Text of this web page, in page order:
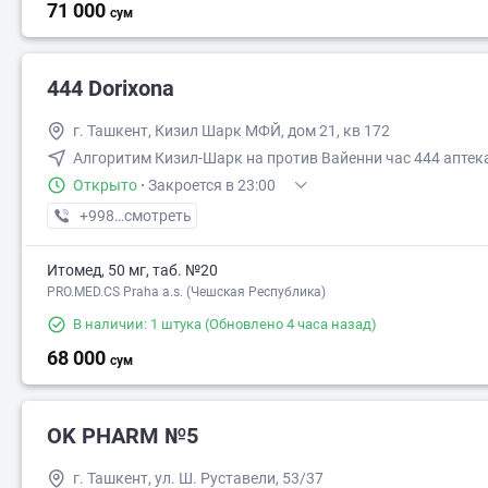
71 000 сум
444 Dorixona
г. Ташкент, Кизил Шарк МФЙ, дом 21, кв 172
Алгоритим Кизил-Шарк на против Вайенни час 444
Открыто · Закроется в 23:00
+998 (97) XXX-XX-XX
смотреть
Итомед, 50 мг, таб. №20
PRO.MED.CS Praha a.s. (Чешская Республика)
В наличии: 1 штука (Обновлено 4 часа назад)
68 000 сум
OK PHARM №5
г. Ташкент, ул. Ш. Руставели, 53/37